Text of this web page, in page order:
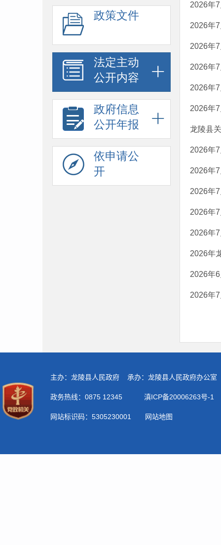
政策文件
法定主动
公开内容
政府信息
公开年报
依申请公
开
2026年
2026年
2026年
2026年
2026年
2026年
龙陵县
2026年
2026年
2026年
2026年
2026年
2026年
2026年
2026年